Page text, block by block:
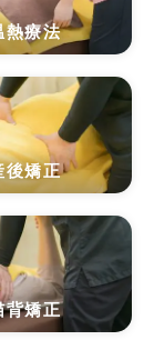
熱療法
後矯正
背矯正